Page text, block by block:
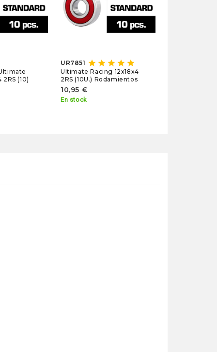
2RS (10)
UR7851 star star star star star
Ultimate Racing 12x18x4
2RS (10U.) Rodamientos
10,95 €
En stock